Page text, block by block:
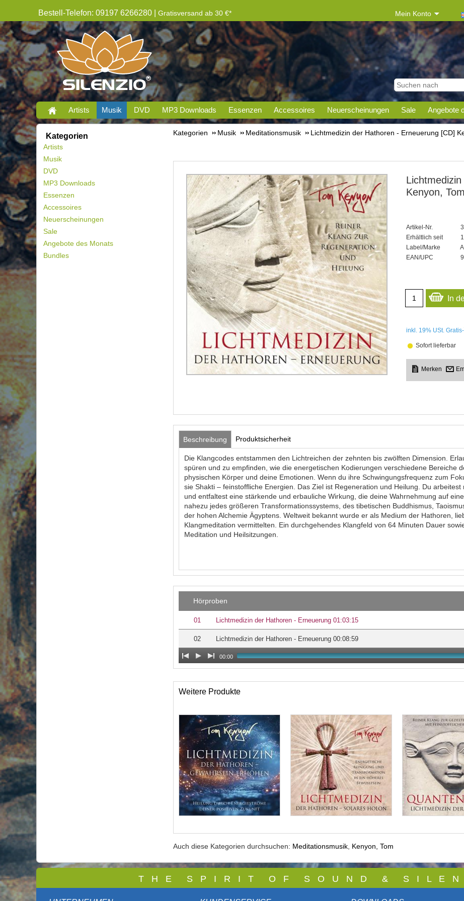
Bestell-Telefon: 09197 6266280 | Gratisversand ab 30 €* Mein Konto
Artists Musik DVD MP3 Downloads Essenzen Accessoires Neuerscheinungen Sale Angebote
Kategorien
Artists
Musik
DVD
MP3 Downloads
Essenzen
Accessoires
Neuerscheinungen
Sale
Angebote des Monats
Bundles
Kategorien Musik Meditationsmusik
Lichtmedizin der Hathoren - Erneuerung [CD]
Kenyon, Tom
Artikel-Nr.
Erhältlich seit
Label/Marke
EAN/UPC
In
inkl. 19% USt. Gratis-
Sofort lieferbar
Beschreibung Produktsicherheit
Die Klangcodes entstammen den Lichtreichen der zehnten bis zwölften Dimension.
spüren und zu empfinden, wie die energetischen Kodierungen verschiedene Bereiche
physischen Körper und deine Emotionen. Wenn du ihre Schwingungsfrequenz zum
sie Shakti – feinstoffliche Energien. Das Ziel ist Regeneration und Heilung. Du
und entfaltest eine stärkende und erbauliche Wirkung, die deine Wahrnehmung auf
nahezu jedes größeren Transformationssystems, des tibetischen Buddhismus,
der hohen Alchemie Ägyptens. Weltweit bekannt wurde er als Medium der Hathoren,
Klangmeditation vermittelten. Ein durchgehendes Klangfeld von 64 Minuten Dauer
Meditation und Heilsitzungen.
Hörproben
01 Lichtmedizin der Hathoren - Erneuerung 01:03:15
02 Lichtmedizin der Hathoren - Erneuerung 00:08:59
00:00
Weitere Produkte
Auch diese Kategorien durchsuchen: Meditationsmusik Kenyon, Tom
T H E S P I R I T O F S O U N D & S I L E N